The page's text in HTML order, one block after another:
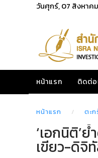
วันศุกร์, 07 สิงหาค
หน้าแรก ติดต่อ
หน้าแรก ตะก
‘เอกนิติ’
เขียว-ดิจิ